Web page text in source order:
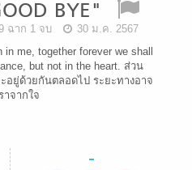
BYE"
ฉาก 1 จบ
30 ม.ค. 2567
me, together forever we shall
but not in the heart. ส่วน
อยู่ด้วยกันตลอดไป ระยะทางอาจ
าจากใจ
-